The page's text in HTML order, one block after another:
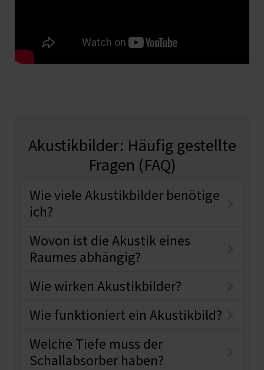
Akustikbilder: Häufig gestellte
Fragen (FAQ)
Wie viele Akustikbilder benötige
ich?
Wovon ist die Akustik eines
Raumes abhängig?
Wie wirken Akustikbilder?
Wie funktioniert ein Akustikbild?
Welche Tiefe muss der
Schallabsorber haben?